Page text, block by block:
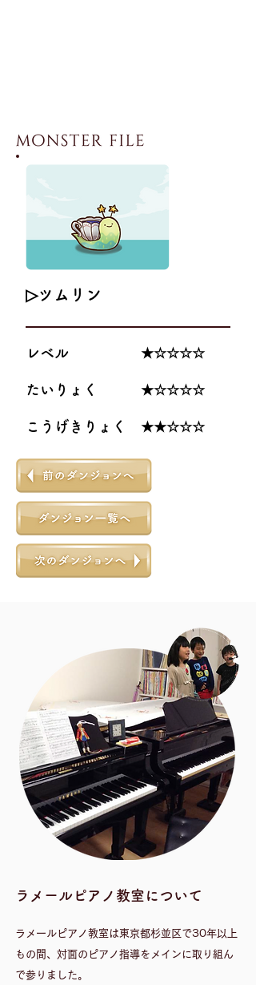
▷ツムリン
レベル ★☆☆☆☆
たいりょく ★☆☆☆☆
こうげきりょく ★★☆☆☆
​ラメールピアノ教室について
ラメールピアノ教室は東京都杉並区で30年以上
もの間、対面のピアノ指導をメインに取り組ん
で参りました。